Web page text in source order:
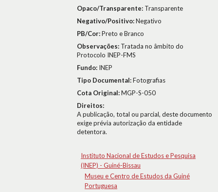
Opaco/Transparente: Transparente
Negativo/Positivo:Negativo
PB/Cor:Preto e Branco
Observações: Tratada no âmbito do
Protocolo INEP-FMS
Fundo: INEP
Tipo Documental:Fotografias
Cota Original:MGP-S-050
Direitos:
A publicação, total ou parcial, deste documento
exige prévia autorização da entidade
detentora.
Instituto Nacional de Estudos e Pesquisa
(INEP) - Guiné-Bissau
Museu e Centro de Estudos da Guiné
Portuguesa